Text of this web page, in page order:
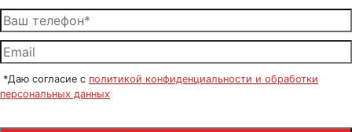
*Даю согласие с политикой конфиденциальности и обработки
персональных данных